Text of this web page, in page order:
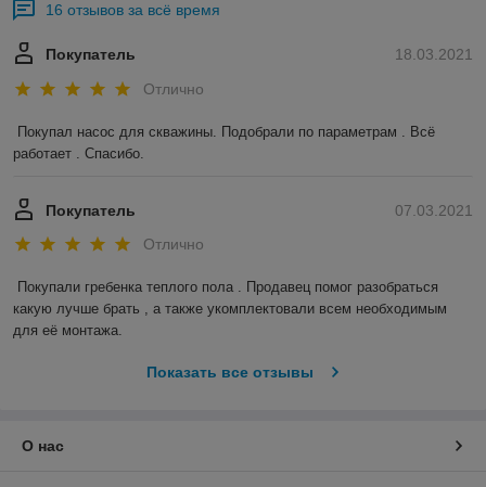
16 отзывов за всё время
18.03.2021
Покупатель
Отлично
Покупал насос для скважины. Подобрали по параметрам . Всё
работает . Спасибо.
07.03.2021
Покупатель
Отлично
Покупали гребенка теплого пола . Продавец помог разобраться
какую лучше брать , а также укомплектовали всем необходимым
для её монтажа.
Показать все отзывы
О нас